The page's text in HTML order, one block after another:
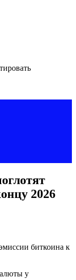
2026
у